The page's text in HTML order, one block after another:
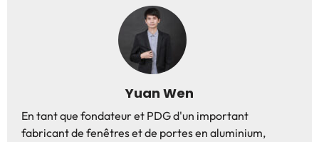
Yuan Wen
En tant que fondateur et PDG d'un important
fabricant de fenêtres et de portes en aluminium,